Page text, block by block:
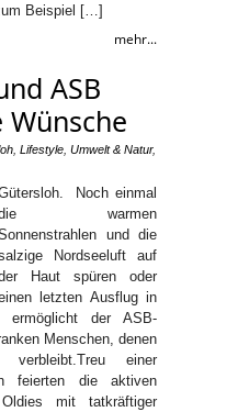
Beispiel […]
mehr...
ASB
Lifestyle Umwelt & Natur,
Noch einmal
warmen
und die
Nordseeluft auf
Haut spüren oder
letzten Ausflug in
der ASB-
Menschen, denen
einer
feierten die aktiven
mit tatkräftiger